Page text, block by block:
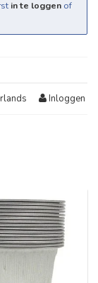
in te loggen of
Inloggen